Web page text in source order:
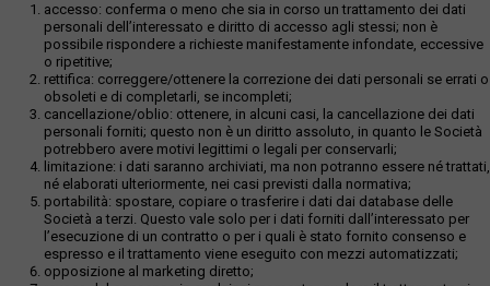
accesso: conferma o meno che sia in corso un trattamento dei dati
personali dell’interessato e diritto di accesso agli stessi; non è
possibile rispondere a richieste manifestamente infondate, eccessive
o ripetitive;
rettifica: correggere/ottenere la correzione dei dati personali se errati o
obsoleti e di completarli, se incompleti;
cancellazione/oblio: ottenere, in alcuni casi, la cancellazione dei dati
personali forniti; questo non è un diritto assoluto, in quanto le Società
potrebbero avere motivi legittimi o legali per conservarli;
limitazione: i dati saranno archiviati, ma non potranno essere né trattati,
né elaborati ulteriormente, nei casi previsti dalla normativa;
portabilità: spostare, copiare o trasferire i dati dai database delle
Società a terzi. Questo vale solo per i dati forniti dall’interessato per
l’esecuzione di un contratto o per i quali è stato fornito consenso e
espresso e il trattamento viene eseguito con mezzi automatizzati;
opposizione al marketing diretto;